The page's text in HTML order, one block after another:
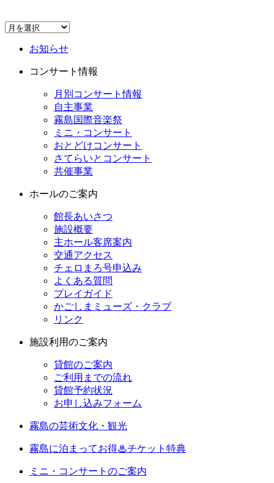
お知らせ
コンサート情報
月別コンサート情報
自主事業
霧島国際音楽祭
ミニ・コンサート
おとどけコンサート
さてらいとコンサート
共催事業
ホールのご案内
館長あいさつ
施設概要
主ホール客席案内
交通アクセス
チェロまろ号申込み
よくある質問
プレイガイド
かごしまミューズ・クラブ
リンク
施設利用のご案内
貸館のご案内
ご利用までの流れ
貸館予約状況
お申し込みフォーム
霧島の芸術文化・観光
霧島に泊まってお得♨チケット特典
ミニ・コンサートのご案内